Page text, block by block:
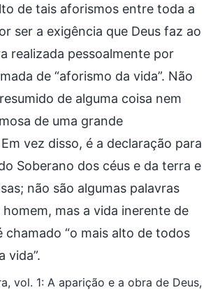
de tais aforismos entre toda a
ser a exigência que Deus faz ao
realizada pessoalmente por
de “aforismo da vida”. Não
de alguma coisa nem
de uma grande
vez disso, é a declaração para
Soberano dos céus e da terra e
não são algumas palavras
homem, mas a vida inerente de
chamado “o mais alto de todos
vida”.
vol. 1: A aparição e a obra de Deus,